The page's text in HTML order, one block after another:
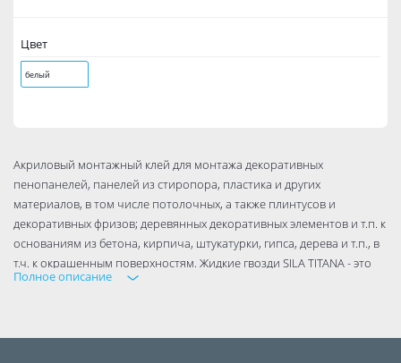
Цвет
белый
Акриловый монтажный клей для монтажа декоративных
пенопанелей, панелей из стиропора, пластика и других
материалов, в том числе потолочных, а также плинтусов и
декоративных фризов; деревянных декоративных элементов и т.п. к
основаниям из бетона, кирпича, штукатурки, гипса, дерева и т.п., в
т.ч. к окрашенным поверхностям. Жидкие гвозди SILA TITANA - это
универсальный клей на основе силикона, который позволяет
можете легко и быстро установить плинтусы, подоконники, рамы,
Полное описание